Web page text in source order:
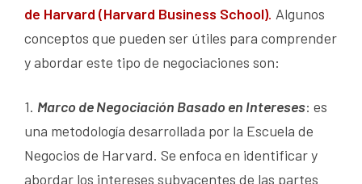
de Harvard (Harvard Business School). Algunos
conceptos que pueden ser útiles para comprender
y abordar este tipo de negociaciones son:
1. Marco de Negociación Basado en Intereses: es
una metodología desarrollada por la Escuela de
Negocios de Harvard. Se enfoca en identificar y
abordar los intereses subyacentes de las partes